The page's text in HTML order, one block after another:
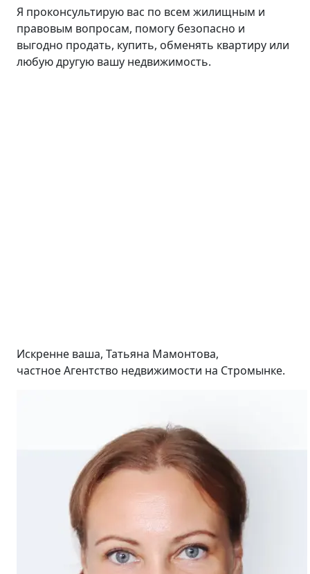
Я проконсультирую вас по всем жилищным и
правовым вопросам, помогу безопасно и
выгодно продать, купить, обменять квартиру или
любую другую вашу недвижимость.
Искренне ваша, Татьяна Мамонтова,
частное Агентство недвижимости на Стромынке.